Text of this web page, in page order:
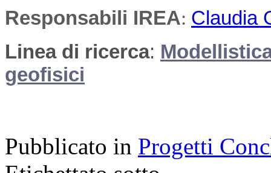
Responsabili IREA: Claudia
Linea di ricerca:
geofisici
Pubblicato in Progetti